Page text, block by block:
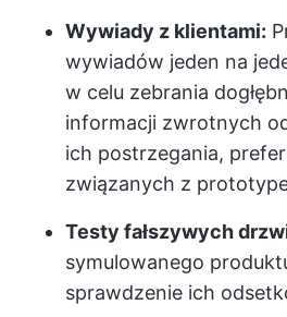
Wywiady z klientami:
wywiadów jeden na
w celu zebrania
informacji zwrotnych
ich postrzegania,
związanych z
Testy fałszywych
symulowanego
sprawdzenie ich